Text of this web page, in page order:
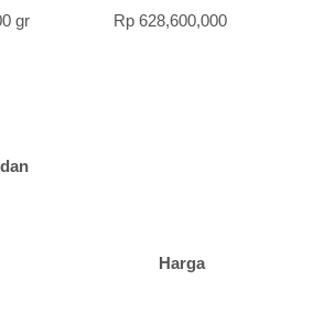
1000 gr Rp 628,600,000
Harga